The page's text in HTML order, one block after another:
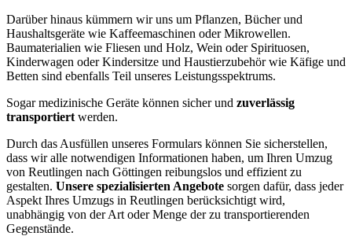
Darüber hinaus kümmern wir uns um Pflanzen, Bücher und
Haushaltsgeräte wie Kaffeemaschinen oder Mikrowellen.
Baumaterialien wie Fliesen und Holz, Wein oder Spirituosen,
Kinderwagen oder Kindersitze und Haustierzubehör wie Käfige und
Betten sind ebenfalls Teil unseres Leistungsspektrums.
Sogar medizinische Geräte können sicher und zuverlässig
transportiert werden.
Durch das Ausfüllen unseres Formulars können Sie sicherstellen,
dass wir alle notwendigen Informationen haben, um Ihren Umzug
von Reutlingen nach Göttingen reibungslos und effizient zu
gestalten. Unsere spezialisierten Angebote sorgen dafür, dass jeder
Aspekt Ihres Umzugs in Reutlingen berücksichtigt wird,
unabhängig von der Art oder Menge der zu transportierenden
Gegenstände.